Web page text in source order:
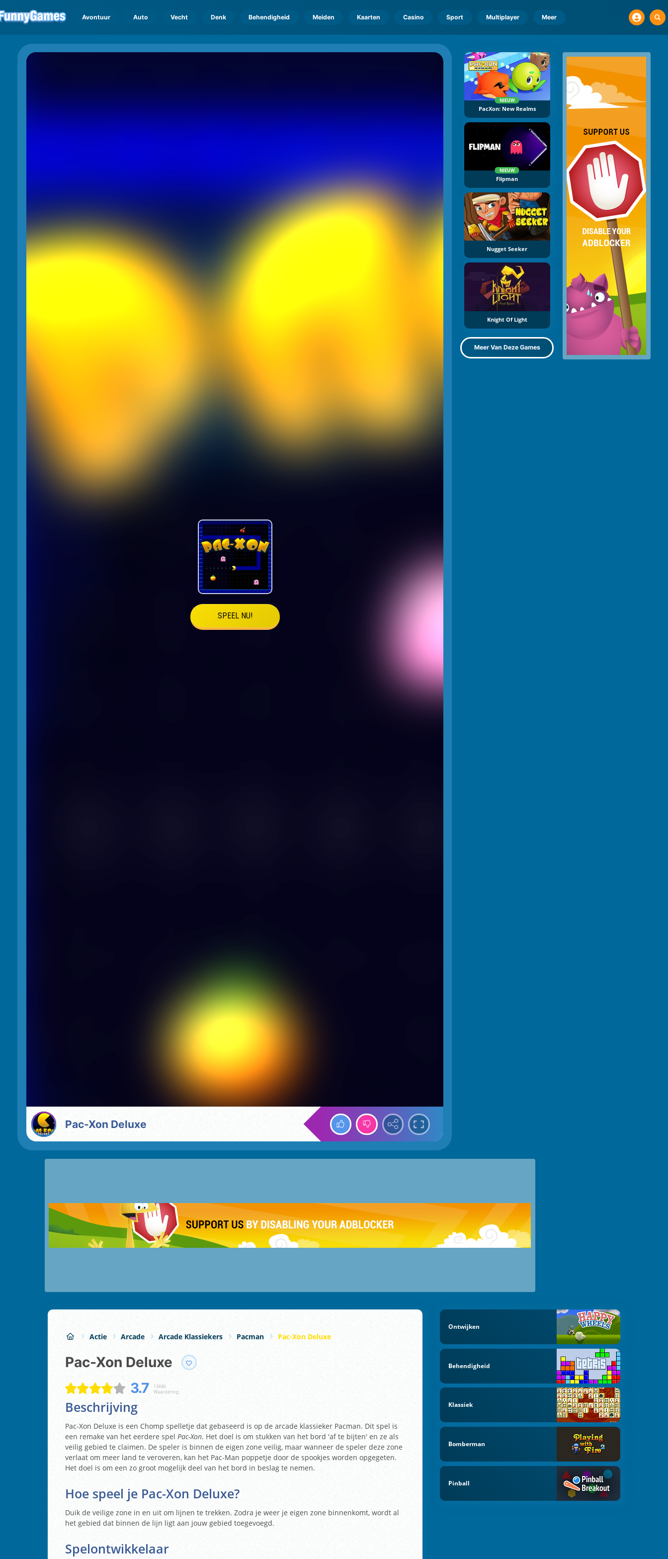
Avontuur Auto Vecht Denk Behendigheid Meiden Kaarten Casino Sport Multiplayer Meer
Pac-Xon Deluxe
NIEUW
PacXon: New Realms
NIEUW
Flipman
Nugget Seeker
Knight Of Light
Meer Van Deze Games
Actie Arcade Arcade Klassiekers Pacman Pac-Xon Deluxe
Pac-Xon Deluxe
3.7
13686
Waardering:
Beschrijving
Pac-Xon Deluxe is een Chomp spelletje dat gebaseerd is op de arcade klassieker Pacman. Dit spel is
een remake van het eerdere spel Pac-Xon. Het doel is om stukken van het bord 'af te bijten' en ze als
veilig gebied te claimen. De speler is binnen de eigen zone veilig, maar wanneer de speler deze zone
verlaat om meer land te veroveren, kan het Pac-Man poppetje door de spookjes worden opgegeten.
Het doel is om een zo groot mogelijk deel van het bord in beslag te nemen.
Hoe speel je Pac-Xon Deluxe?
Duik de veilige zone in en uit om lijnen te trekken. Zodra je weer je eigen zone binnenkomt, wordt al
het gebied dat binnen de lijn ligt aan jouw gebied toegevoegd.
Spelontwikkelaar
Ontwijken
Behendigheid
Klassiek
Bomberman
Pinball